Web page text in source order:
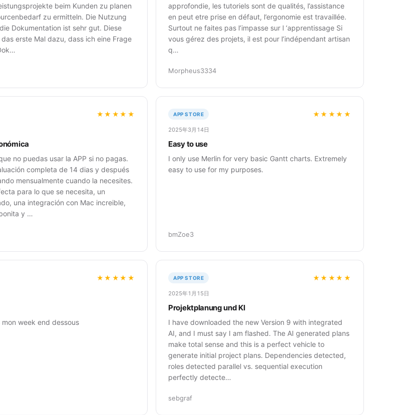
beim Kunden zu planen
zu ermitteln. Die Nutzung
Dokumentation ist sehr gut. Diese
erste Mal dazu, dass ich eine Frage
approfondie, les tutoriels sont de qualités, l’assistance
en peut etre prise en défaut, l’ergonomie est travaillée.
Surtout ne faites pas l’impasse sur l ‘apprentissage Si
vous gérez des projets, il est pour l’indépendant artisan
q…
Morpheus3334
★★★★★
no puedas usar la APP si no pagas.
completa de 14 dias y después
mensualmente cuando la necesites.
para lo que se necesita, un
una integración con Mac increible,
y …
APP STORE ★★★★★
2025年3月14日
Easy to use
I only use Merlin for very basic Gantt charts. Extremely
easy to use for my purposes.
bmZoe3
★★★★★
mon week end dessous
APP STORE ★★★★★
2025年1月15日
Projektplanung und KI
I have downloaded the new Version 9 with integrated
AI, and I must say I am flashed. The AI generated plans
make total sense and this is a perfect vehicle to
generate initial project plans. Dependencies detected,
roles detected parallel vs. sequential execution
perfectly detecte…
sebgraf